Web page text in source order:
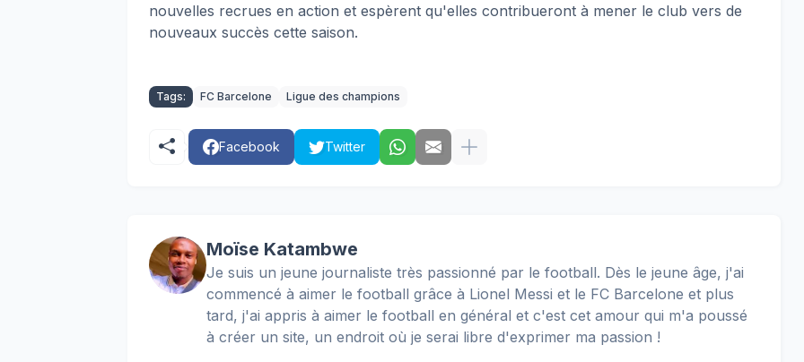
nouvelles recrues en action et espèrent qu'elles contribueront à mener le club vers de
nouveaux succès cette saison.
Tags: FC Barcelone Ligue des champions
Facebook Twitter
Moïse Katambwe
Je suis un jeune journaliste très passionné par le football. Dès le jeune âge, j'ai
commencé à aimer le football grâce à Lionel Messi et le FC Barcelone et plus
tard, j'ai appris à aimer le football en général et c'est cet amour qui m'a poussé
à créer un site, un endroit où je serai libre d'exprimer ma passion !